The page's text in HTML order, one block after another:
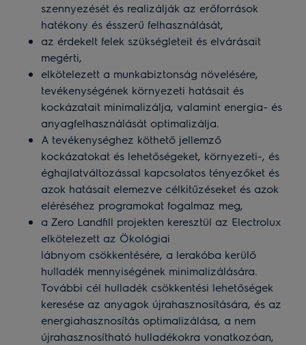
szennyezését és realizálják az erőforrások
hatékony és ésszerű felhasználását,
az érdekelt felek szükségleteit és elvárásait
megérti,
elkötelezett a munkabiztonság növelésére,
tevékenységének környezeti hatásait és
kockázatait minimalizálja, valamint energia- és
anyagfelhasználását optimalizálja.
A tevékenységhez köthető jellemző
kockázatokat és lehetőségeket, környezeti-, és
éghajlatváltozással kapcsolatos tényezőket és
azok hatásait elemezve célkitűzéseket és azok
eléréséhez programokat fogalmaz meg,
a Zero Landfill projekten keresztül az Electrolux
elkötelezett az Ökológiai
lábnyom csökkentésére, a lerakóba kerülő
hulladék mennyiségének minimalizálására.
További cél hulladék csökkentési lehetőségek
keresése az anyagok újrahasznosítására, és az
energiahasznosítás optimalizálása, a nem
újrahasznosítható hulladékokra vonatkozóan,